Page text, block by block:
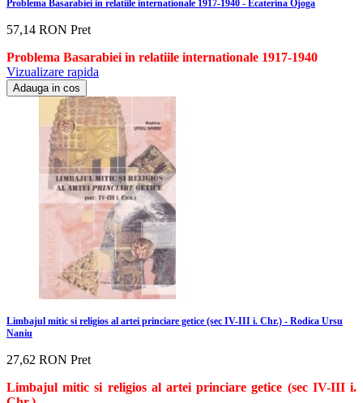
Problema Basarabiei in relatiile internationale 1917-1940 - Ecaterina Ojoga
57,14 RON Pret
Problema Basarabiei in relatiile internationale 1917-1940
Vizualizare rapida
Adauga in cos
Limbajul mitic si religios al artei princiare getice (sec IV-III i. Chr.) - Rodica Ursu
Naniu
27,62 RON Pret
Limbajul mitic si religios al artei princiare getice (sec IV-III i.